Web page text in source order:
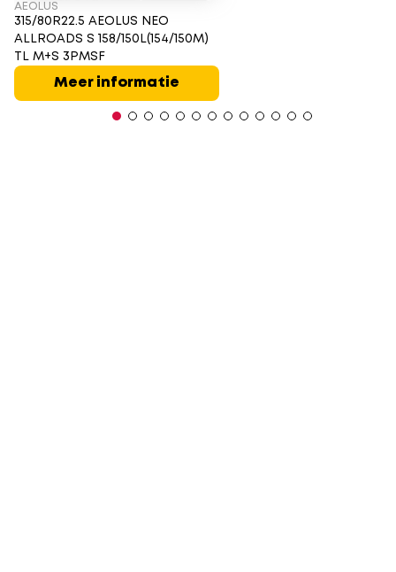
AEOLUS
315/80R22.5 AEOLUS NEO
ALLROADS S 158/150L(154/150M)
TL M+S 3PMSF
Meer informatie